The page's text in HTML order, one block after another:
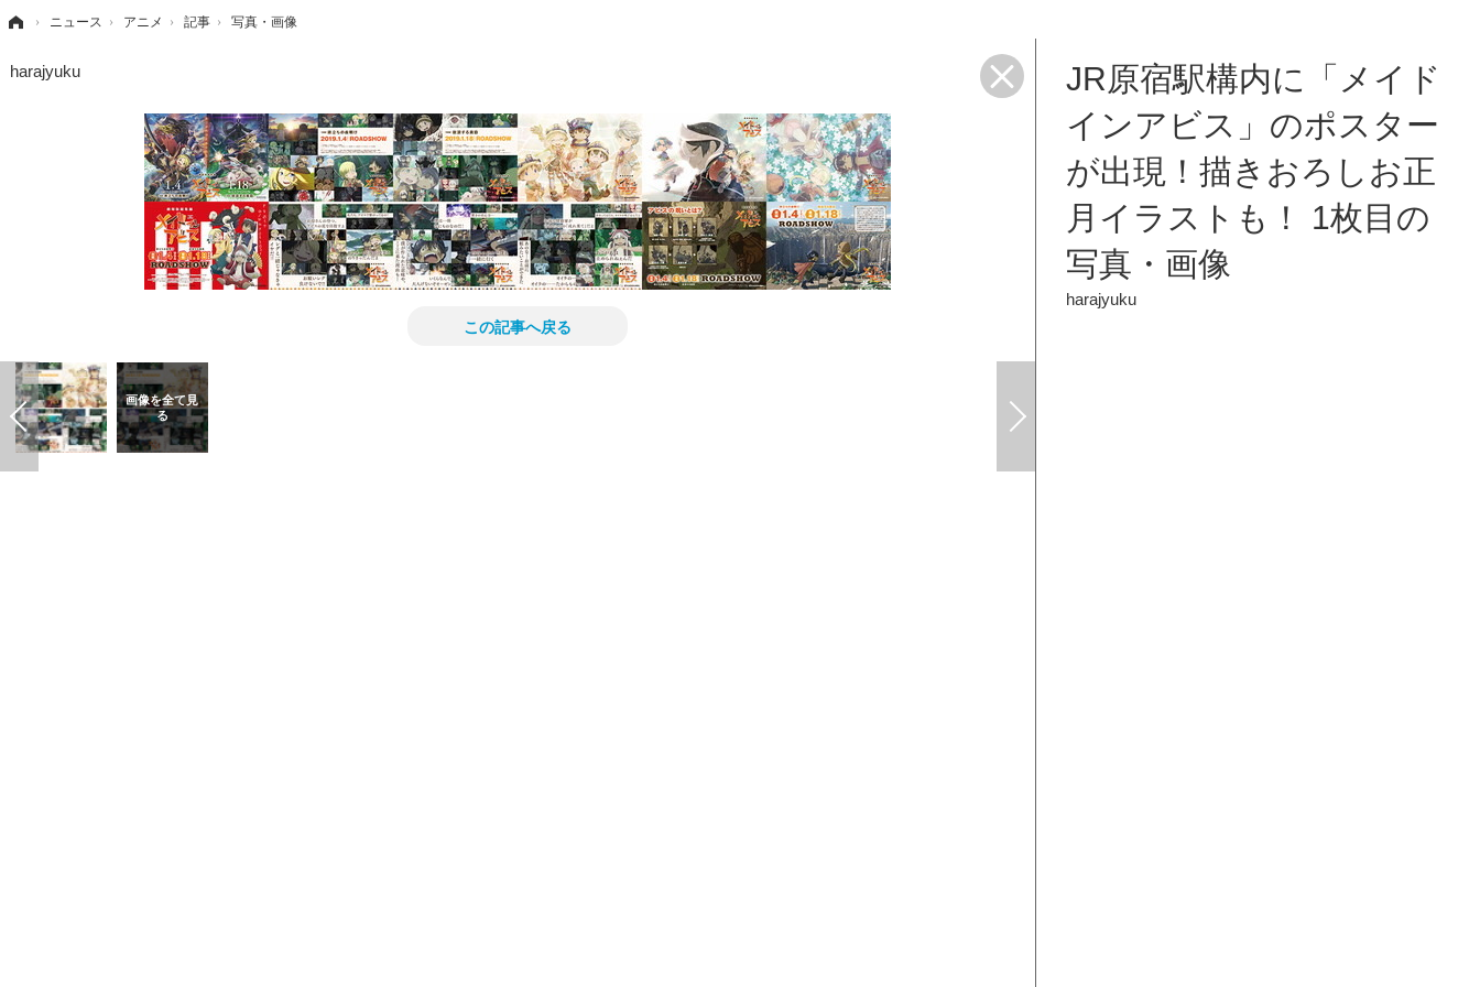
› ニュース › アニメ › 記事 › 写真・画像
harajyuku
この記事へ戻る
JR原宿駅構内に「メイド
インアビス」のポスター
が出現！描きおろしお正
月イラストも！ 1枚目の
写真・画像
harajyuku